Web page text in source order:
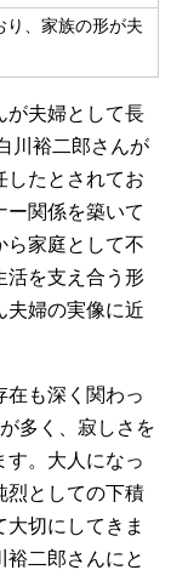
り、家族の形が夫
が夫婦として長
川裕二郎さんが
したとされてお
ー関係を築いて
ら家庭として不
活を支え合う形
夫婦の実像に近
在も深く関わっ
多く、寂しさを
す。大人になっ
烈としての下積
切にしてきま
裕二郎さんにと